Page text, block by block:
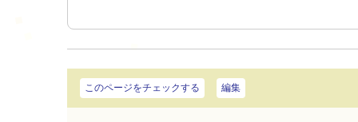
このページをチェックする 編集